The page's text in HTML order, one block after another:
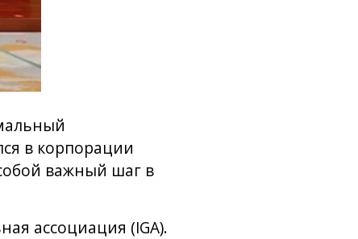
в корпорации
важный шаг в
ассоциация (IGA).